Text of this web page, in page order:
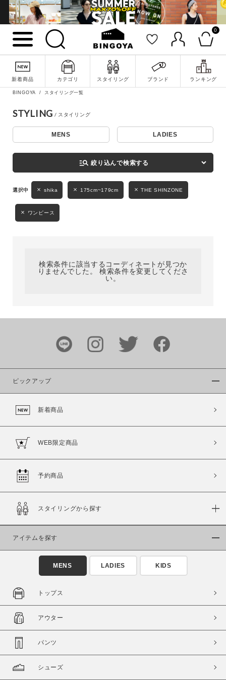
0
新着商品 カテゴリ スタイリング ブランド ランキング
詳細検索
キーワード
性別
MENS LADIES KIDS
ブランド
カラー
商品タイプ
通常商品
セール価格 WEB限定
在庫
在庫あり
BINGOYA スタイリング一覧
STYLING
MENS LADIES
manage_search 絞り込んで検索する
shika 175cm~179cm THE SHINZONE
ワンピース
検索条件に該当するコーディネートが見つか
りませんでした。 検索条件を変更してくださ
い。
ピックアップ
新着商品
WEB限定商品
予約商品
スタイリングから探す
アイテムを探す
MENS LADIES KIDS
トップス
アウター
パンツ
シューズ